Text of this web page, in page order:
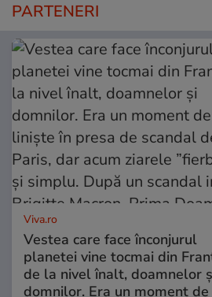
PARTENERI
Viva.ro
Vestea care face înconjurul
planetei vine tocmai din
de la nivel înalt, doamnelor
domnilor. Era un moment de